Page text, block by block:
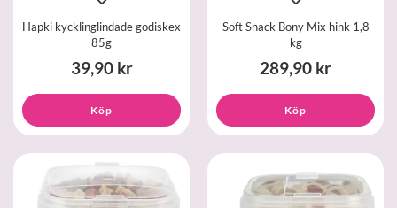
Hapki kycklinglindade godiskex
85g
39,90 kr
Köp
Soft Snack Bony Mix hink 1,8
kg
289,90 kr
Köp